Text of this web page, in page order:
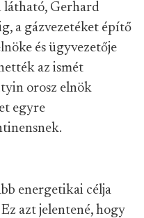
látható, Gerhard
a gázvezetéket építő
és ügyvezetője
az ismét
orosz elnök
egyre
energetikai célja
azt jelentené, hogy